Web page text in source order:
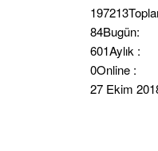
197213
84Bugün:
601Aylık :
0Online :
27 Ekim